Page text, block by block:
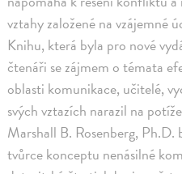
vztahy založené na vzájemné
Knihu, která byla pro nové
čtenáři se zájmem o témata
oblasti komunikace, učitelé,
svých vztazích narazil na
Marshall B. Rosenberg, Ph.D.
tvůrce konceptu nenásilné